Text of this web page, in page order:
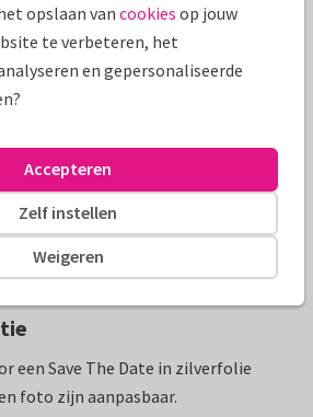
je kaart
een Save The Date in zilverfolie
foto zijn aanpasbaar.
opslaan van cookies op jouw
te verbeteren, het
en gepersonaliseerde
Weigeren
Zelf instellen
Accepteren